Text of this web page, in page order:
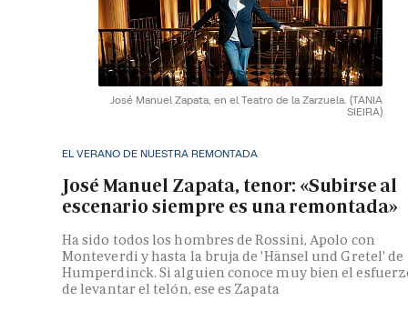
José Manuel Zapata, en el Teatro de la Zarzuela. (TANIA
SIEIRA)
EL VERANO DE NUESTRA REMONTADA
José Manuel Zapata, tenor: «Subirse al
escenario siempre es una remontada»
Ha sido todos los hombres de Rossini, Apolo con
Monteverdi y hasta la bruja de 'Hänsel und Gretel' de
Humperdinck. Si alguien conoce muy bien el
de levantar el telón, ese es Zapata